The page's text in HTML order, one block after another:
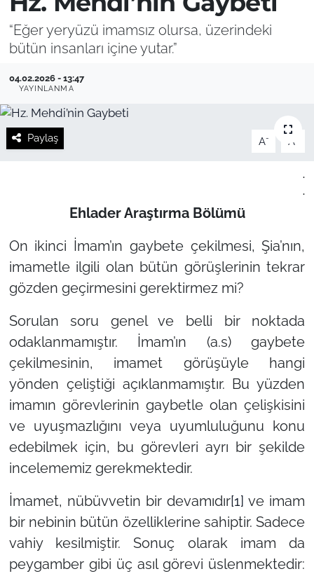
“Eğer yeryüzü imamsız olursa, üzerindeki
bütün insanları içine yutar.”
04.02.2026 - 13:47
YAYINLANMA
Paylaş A- A
.
.
Ehlader Araştırma Bölümü
On ikinci İmam’ın gaybete çekilmesi, Şia’nın,
imametle ilgili olan bütün görüşlerinin tekrar
gözden geçirmesini gerektirmez mi?
Sorulan soru genel ve belli bir noktada
odaklanmamıştır. İmam’ın (a.s) gaybete
çekilmesinin, imamet görüşüyle hangi
yönden çeliştiği açıklanmamıştır. Bu yüzden
imamın görevlerinin gaybetle olan çelişkisini
ve uyuşmazlığını veya uyumluluğunu konu
edebilmek için, bu görevleri ayrı bir şekilde
incelememiz gerekmektedir.
İmamet, nübüvvetin bir devamıdır[1] ve imam
bir nebinin bütün özelliklerine sahiptir. Sadece
vahiy kesilmiştir. Sonuç olarak imam da
peygamber gibi üç asıl görevi üslenmektedir: